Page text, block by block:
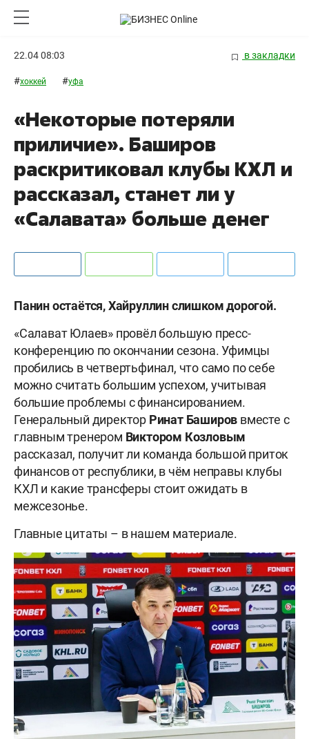
22.04 08:03 в закладки
#хоккей #уфа
«Некоторые потеряли
приличие». Баширов
раскритиковал клубы КХЛ и
рассказал, станет ли у
«Салавата» больше денег
Панин остаётся, Хайруллин слишком дорогой.
«Салават Юлаев» провёл большую пресс-
конференцию по окончании сезона. Уфимцы
пробились в четвертьфинал, что само по себе
можно считать большим успехом, учитывая
большие проблемы с финансированием.
Генеральный директор Ринат Баширов вместе с
главным тренером Виктором Козловым
рассказал, получит ли команда большой приток
финансов от республики, в чём неправы клубы
КХЛ и какие трансферы стоит ожидать в
межсезонье.
Главные цитаты – в нашем материале.